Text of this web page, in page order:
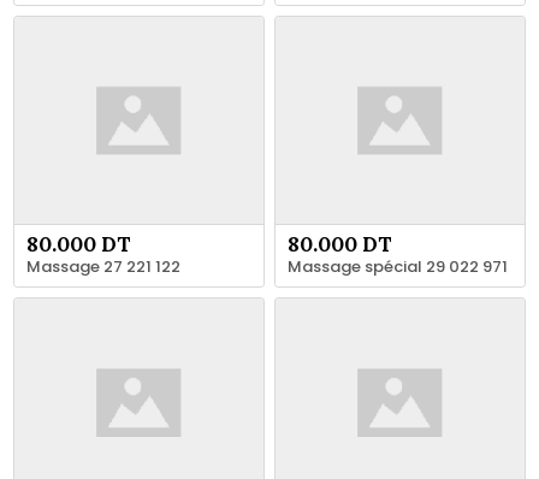
80.000 DT
Massage 27 221 122
80.000 DT
Massage spécial 29 022 971